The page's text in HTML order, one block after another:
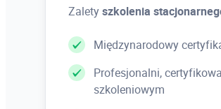
Zaletyszkolenia
Międzynarodowy
Profesjonalni,
szkoleniowym